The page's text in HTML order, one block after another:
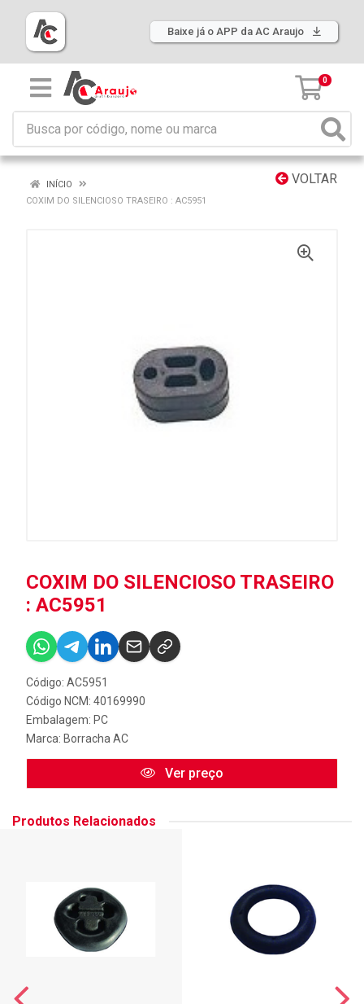
Baixe já o APP da AC Araujo
0
VOLTAR
INÍCIO
COXIM DO SILENCIOSO TRASEIRO : AC5951
COXIM DO SILENCIOSO TRASEIRO
: AC5951
Código: AC5951
Código NCM: 40169990
Embalagem: PC
Marca: Borracha AC
Ver preço
Produtos Relacionados